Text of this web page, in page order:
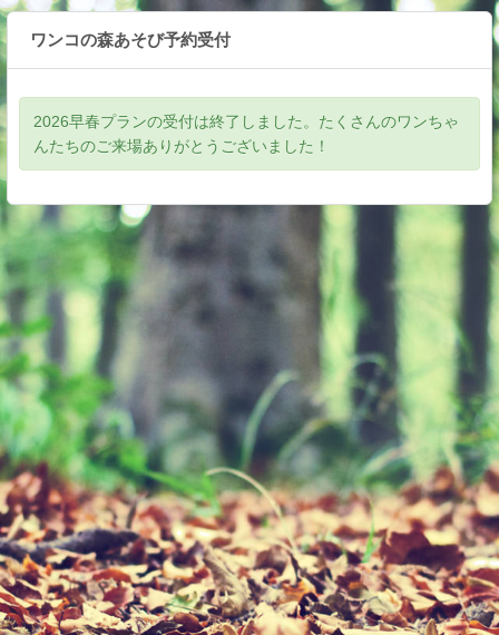
ワンコの森あそび予約受付
2026早春プランの受付は終了しました。たくさんのワンちゃ
んたちのご来場ありがとうございました！